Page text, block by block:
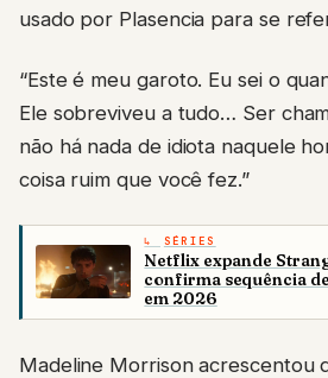
usado por Plasencia para se
“Este é meu garoto. Eu sei o
Ele sobreviveu a tudo… Ser
não há nada de idiota naquele
coisa ruim que você fez.”
SÉRIES
Netflix expande
confirma sequência
em 2026
Madeline Morrison acrescentou